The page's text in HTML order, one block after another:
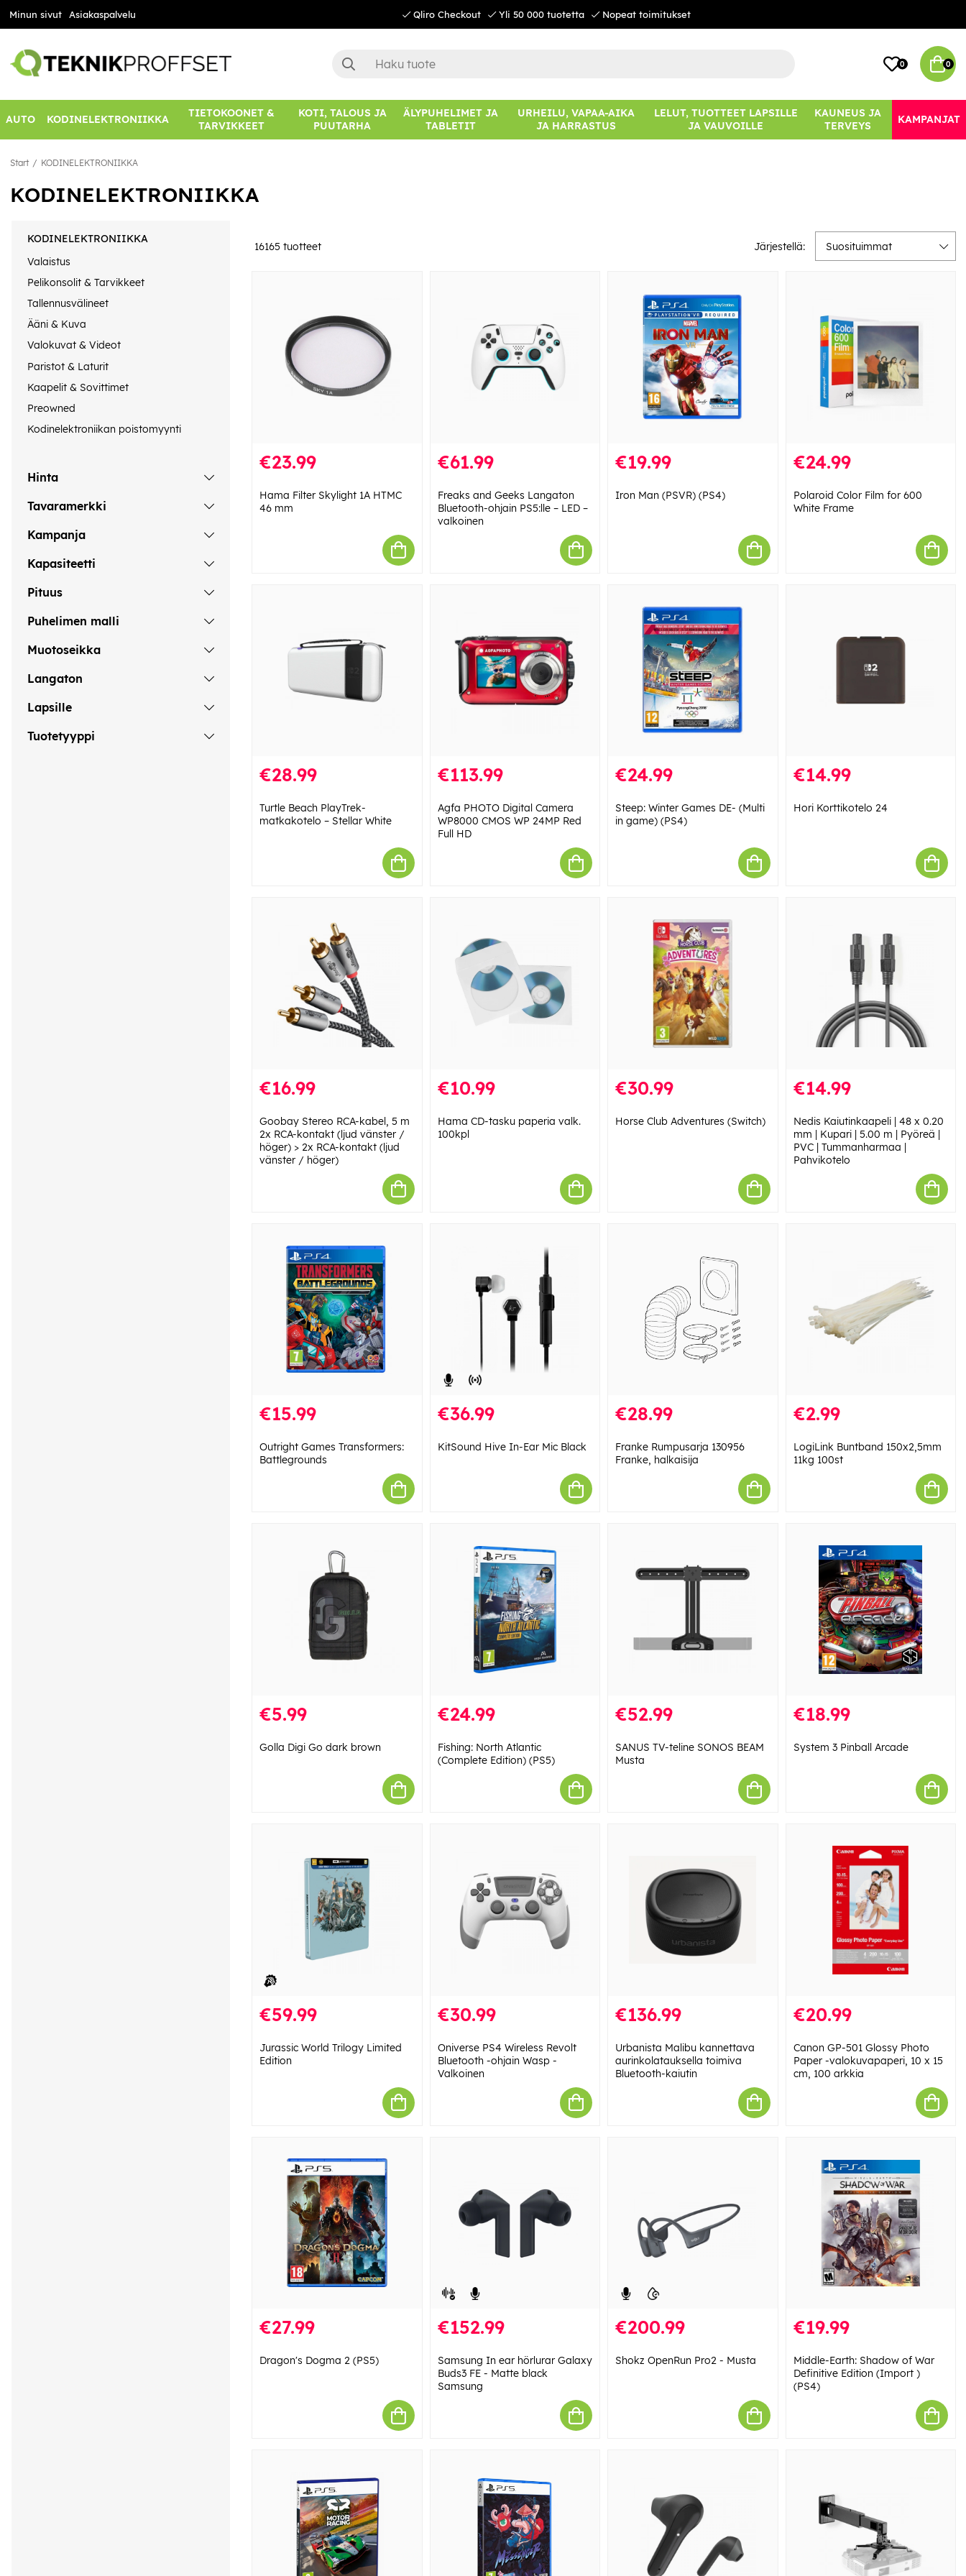
Minun sivut Asiakaspalvelu Qliro Checkout Yli 50 000 tuotetta Nopeat toimitukset
0 0
AUTO KODINELEKTRONIIKKA
TIETOKOONET &
TARVIKKEET
KOTI, TALOUS JA
PUUTARHA
ÄLYPUHELIMET JA
TABLETIT
URHEILU, VAPAA-AIKA
JA HARRASTUS
LELUT, TUOTTEET LAPSILLE
JA VAUVOILLE
KAUNEUS JA
TERVEYS
KAMPANJAT
Start KODINELEKTRONIIKKA
KODINELEKTRONIIKKA
KODINELEKTRONIIKKA
Valaistus
Pelikonsolit & Tarvikkeet
Tallennusvälineet
Ääni & Kuva
Valokuvat & Videot
Paristot & Laturit
Kaapelit & Sovittimet
Preowned
Kodinelektroniikan poistomyynti
Hinta
Tavaramerkki
Kampanja
Kapasiteetti
Pituus
Puhelimen malli
Muotoseikka
Langaton
Lapsille
Tuotetyyppi
16165 tuotteet Järjestellä: Suosituimmat
€23.99
Hama Filter Skylight 1A HTMC
46 mm
€61.99
Freaks and Geeks Langaton
Bluetooth-ohjain PS5:lle – LED –
valkoinen
€19.99
Iron Man (PSVR) (PS4)
€24.99
Polaroid Color Film for 600
White Frame
€28.99
Turtle Beach PlayTrek-
matkakotelo – Stellar White
€113.99
Agfa PHOTO Digital Camera
WP8000 CMOS WP 24MP Red
Full HD
€24.99
Steep: Winter Games DE- (Multi
in game) (PS4)
€14.99
Hori Korttikotelo 24
€16.99
Goobay Stereo RCA-kabel, 5 m
2x RCA-kontakt (ljud vänster /
höger) > 2x RCA-kontakt (ljud
vänster / höger)
€10.99
Hama CD-tasku paperia valk.
100kpl
€30.99
Horse Club Adventures (Switch)
€14.99
Nedis Kaiutinkaapeli | 48 x 0.20
mm | Kupari | 5.00 m | Pyöreä |
PVC | Tummanharmaa |
Pahvikotelo
€15.99
Outright Games Transformers:
Battlegrounds
€36.99
KitSound Hive In-Ear Mic Black
€28.99
Franke Rumpusarja 130956
Franke, halkaisija
€2.99
LogiLink Buntband 150x2,5mm
11kg 100st
€5.99
Golla Digi Go dark brown
€24.99
Fishing: North Atlantic
(Complete Edition) (PS5)
€52.99
SANUS TV-teline SONOS BEAM
Musta
€18.99
System 3 Pinball Arcade
€59.99
Jurassic World Trilogy Limited
Edition
€30.99
Oniverse PS4 Wireless Revolt
Bluetooth -ohjain Wasp -
Valkoinen
€136.99
Urbanista Malibu kannettava
aurinkolatauksella toimiva
Bluetooth-kaiutin
€20.99
Canon GP-501 Glossy Photo
Paper -valokuvapaperi, 10 x 15
cm, 100 arkkia
€27.99
Dragon's Dogma 2 (PS5)
€152.99
Samsung In ear hörlurar Galaxy
Buds3 FE - Matte black
Samsung
€200.99
Shokz OpenRun Pro2 - Musta
€19.99
Middle-Earth: Shadow of War
Definitive Edition (Import )
(PS4)